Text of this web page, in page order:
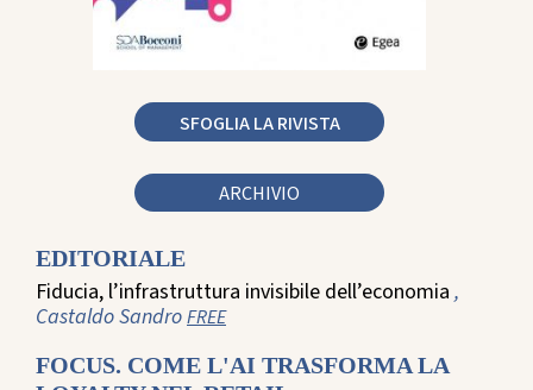
SFOGLIA LA RIVISTA
ARCHIVIO
EDITORIALE
Fiducia, l’infrastruttura invisibile dell’economia ,
Castaldo SandroFREE
FOCUS. COME L'AI TRASFORMA LA